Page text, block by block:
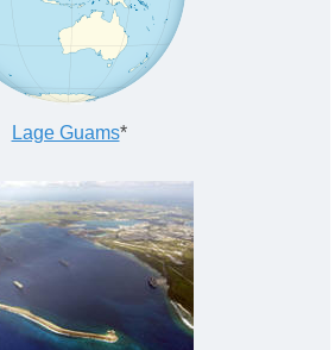
Lage Guams*